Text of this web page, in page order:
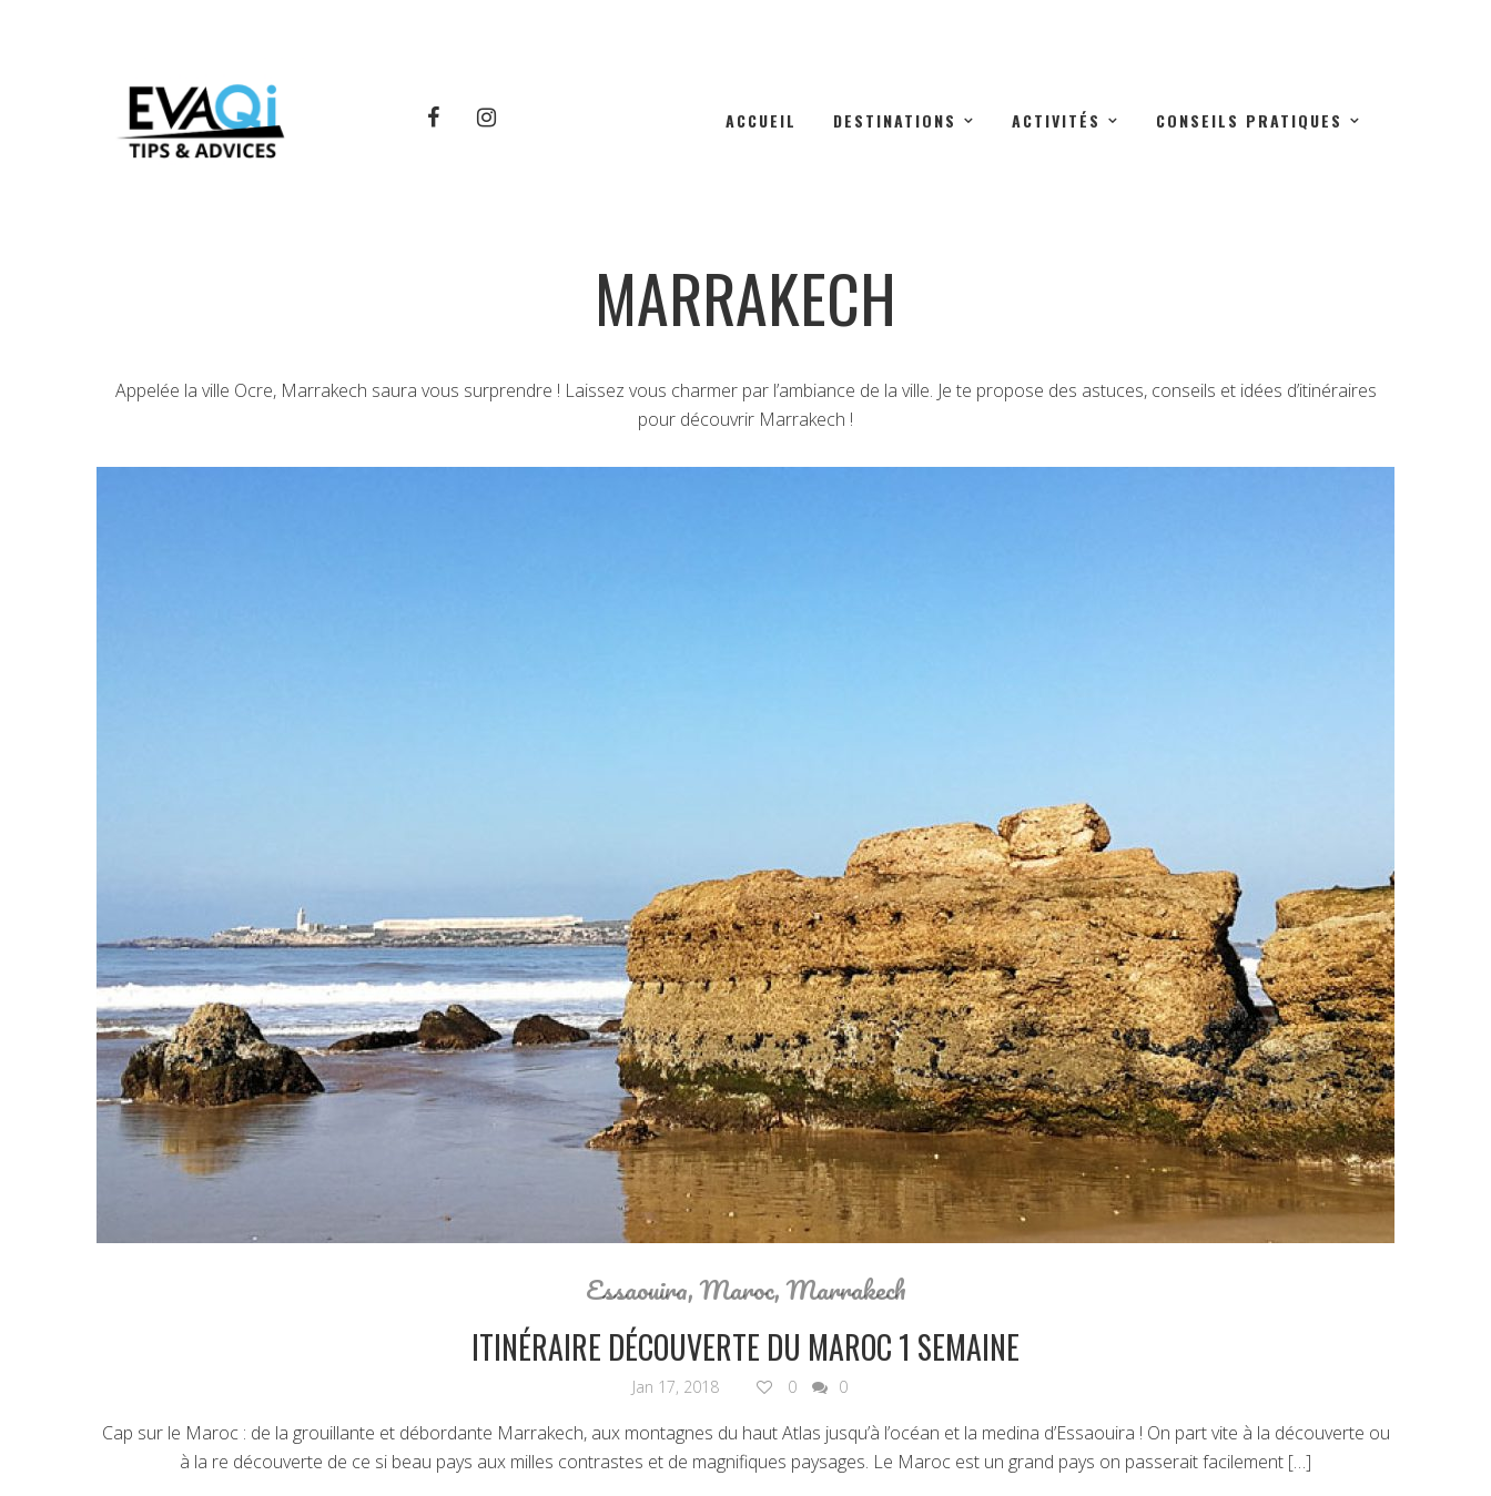
ACCUEIL DESTINATIONS ACTIVITÉS CONSEILS PRATIQUES
MARRAKECH
Appelée la ville Ocre, Marrakech saura vous surprendre ! Laissez vous charmer par l’ambiance de la ville. Je te propose des astuces, conseils et idées d’itinéraires
pour découvrir Marrakech !
Essaouira,Maroc,Marrakech
ITINÉRAIRE DÉCOUVERTE DU MAROC 1 SEMAINE
Jan 17, 2018 0 0
Cap sur le Maroc : de la grouillante et débordante Marrakech, aux montagnes du haut Atlas jusqu’à l’océan et la medina d’Essaouira ! On part vite à la découverte ou
à la re découverte de ce si beau pays aux milles contrastes et de magnifiques paysages. Le Maroc est un grand pays on passerait facilement […]